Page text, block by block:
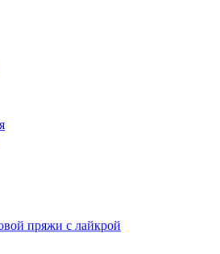
пряжи с лайкрой